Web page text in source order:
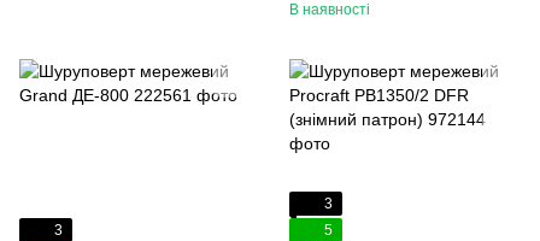
В наявності
3
3
5